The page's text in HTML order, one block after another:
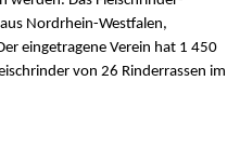
Nordrhein-Westfalen,
eingetragene Verein hat 1 450
von 26 Rinderrassen im